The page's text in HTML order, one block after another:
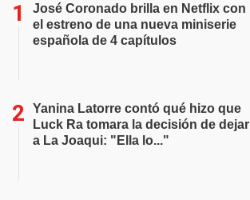
José Coronado brilla en Netflix con
el estreno de una nueva miniserie
española de 4 capítulos
Yanina Latorre contó qué hizo que
Luck Ra tomara la decisión de dejar
a La Joaqui: "Ella lo..."